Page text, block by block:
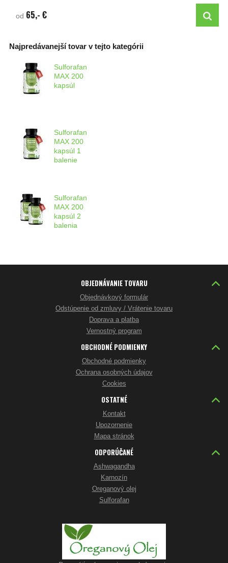
od 65,- €
Najpredávanejší tovar v tejto kategórii
Sulforafan
MAX 200
kapsúl
Sulforafan
MAX 200
kapsúl 1
balenie
Sulforafan
MAX 200
kapsúl 2
balenia
OBJEDNÁVANIE TOVARU
Objednávkový formulár
Odstúpenie od zmluvy / Vrátenie tovaru
Doprava a platba
Vernostný program
OBCHODNÉ PODMIENKY
Obchodné podmienky
Ochrana osobných údajov
Cookies
OSTATNÉ
Kontakt
Upozornenie
Mapa stránok
ODPORÚČANÉ
Ashwagandha
Karnozín
Oreganový olej
Sulforafan